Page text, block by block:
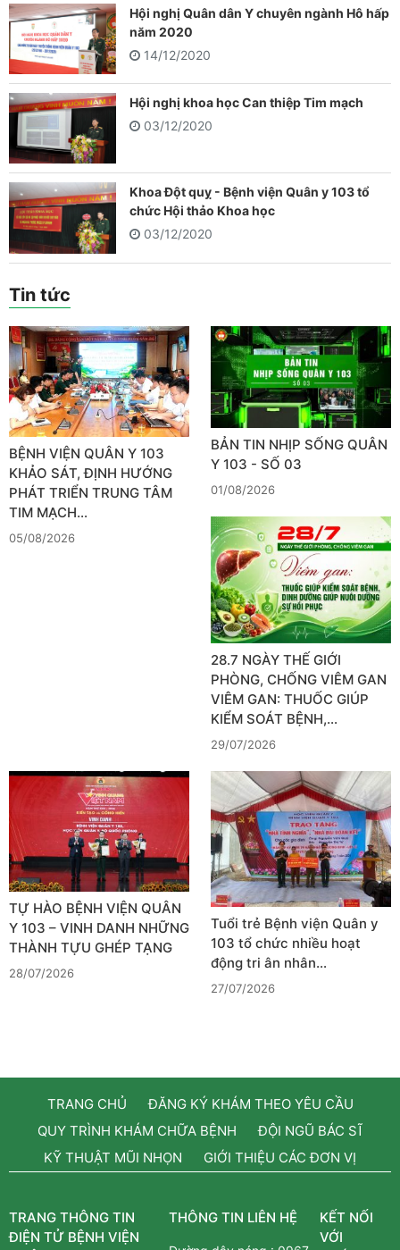
Hội nghị Quân dân Y chuyên ngành Hô hấp
năm 2020
14/12/2020
Hội nghị khoa học Can thiệp Tim mạch
03/12/2020
Khoa Đột quỵ - Bệnh viện Quân y 103 tổ
chức Hội thảo Khoa học
03/12/2020
Tin tức
BỆNH VIỆN QUÂN Y 103
KHẢO SÁT, ĐỊNH HƯỚNG
PHÁT TRIỂN TRUNG TÂM
TIM MẠCH…
05/08/2026
BẢN TIN NHỊP SỐNG QUÂN
Y 103 - SỐ 03
01/08/2026
28.7 NGÀY THẾ GIỚI
PHÒNG, CHỐNG VIÊM GAN
VIÊM GAN: THUỐC GIÚP
KIỂM SOÁT BỆNH,…
29/07/2026
TỰ HÀO BỆNH VIỆN QUÂN
Y 103 – VINH DANH NHỮNG
THÀNH TỰU GHÉP TẠNG
28/07/2026
Tuổi trẻ Bệnh viện Quân y
103 tổ chức nhiều hoạt
động tri ân nhân…
27/07/2026
TRANG CHỦ
ĐĂNG KÝ KHÁM THEO YÊU CẦU
QUY TRÌNH KHÁM CHỮA BỆNH
ĐỘI NGŨ BÁC SĨ
KỸ THUẬT MŨI NHỌN
GIỚI THIỆU CÁC ĐƠN VỊ
TRANG THÔNG TIN
ĐIỆN TỬ BỆNH VIỆN
THÔNG TIN LIÊN HỆ
KẾT NỐI
VỚI